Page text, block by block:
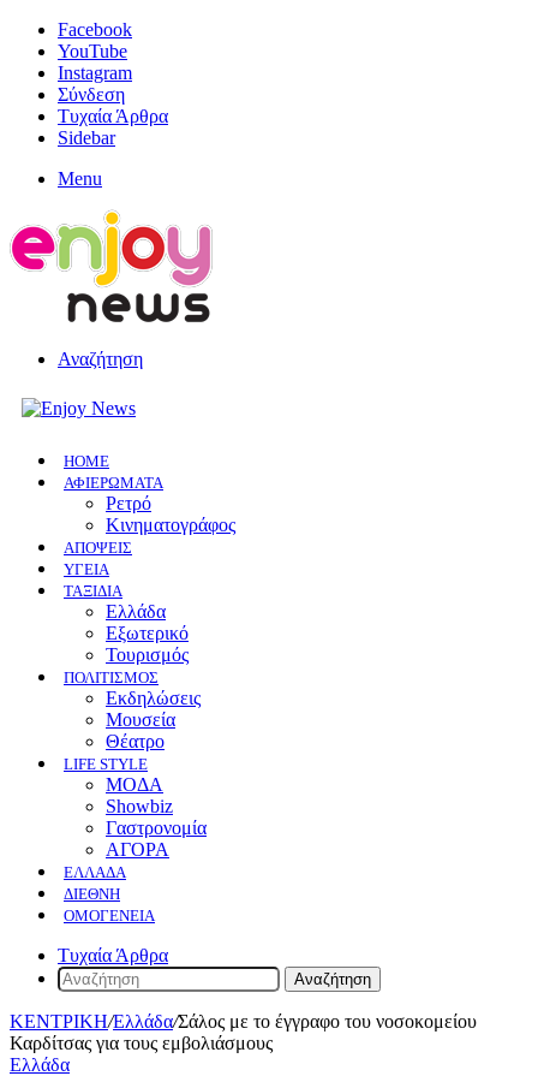
Facebook
YouTube
Instagram
Σύνδεση
Τυχαία Άρθρα
Sidebar
Menu
Αναζήτηση
HOME
ΑΦΙΕΡΩΜΑΤΑ
Ρετρό
Κινηματογράφος
ΑΠΟΨΕΙΣ
ΥΓΕΙΑ
ΤΑΞΙΔΙΑ
Ελλάδα
Εξωτερικό
Τουρισμός
ΠΟΛΙΤΙΣΜΟΣ
Eκδηλώσεις
Mουσεία
Θέατρο
LIFE STYLE
ΜΟΔΑ
Showbiz
Γαστρονομία
ΑΓΟΡΑ
ΕΛΛΆΔΑ
ΔΙΕΘΝΉ
ΟΜΟΓΈΝΕΙΑ
Τυχαία Άρθρα
Αναζήτηση
ΚΕΝΤΡΙΚΗ/Ελλάδα/Σάλος με το έγγραφο του νοσοκομείου
Καρδίτσας για τους εμβολιάσμους
Ελλάδα